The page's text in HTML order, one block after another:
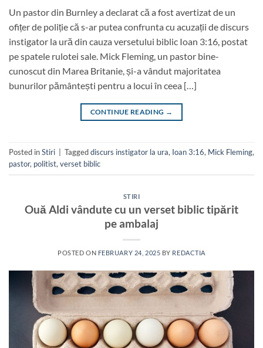
Un pastor din Burnley a declarat că a fost avertizat de un
ofițer de poliție că s-ar putea confrunta cu acuzații de discurs
instigator la ură din cauza versetului biblic Ioan 3:16, postat
pe spatele rulotei sale. Mick Fleming, un pastor bine-
cunoscut din Marea Britanie, și-a vândut majoritatea
bunurilor pământești pentru a locui în ceea […]
CONTINUE READING →
Posted inStiri Taggeddiscurs instigator la ura, Ioan 3:16, Mick Fleming,
pastor, politist, verset biblic
STIRI
Ouă Aldi vândute cu un verset biblic tipărit
pe ambalaj
POSTED ON FEBRUARY 24, 2025 BY REDACTIA